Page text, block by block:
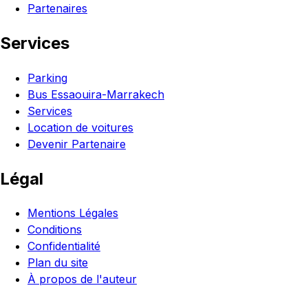
Partenaires
Services
Parking
Bus Essaouira-Marrakech
Services
Location de voitures
Devenir Partenaire
Légal
Mentions Légales
Conditions
Confidentialité
Plan du site
À propos de l'auteur